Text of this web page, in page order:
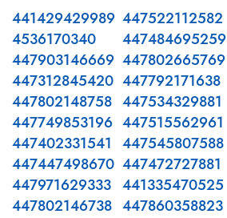
441429429989
4536170340
447903146669
447312845420
447802148758
447749853196
447402331541
447447498670
447971629333
447802146738
447522112582
447484695259
447802665769
447792171638
447534329881
447515562961
447545807588
447472727881
441335470525
447860358823